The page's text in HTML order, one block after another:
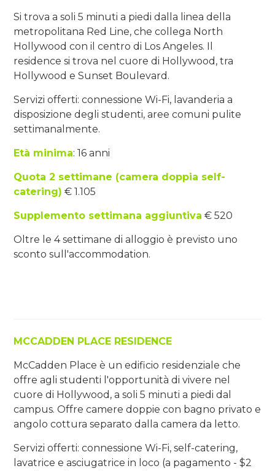
Si trova a soli 5 minuti a piedi dalla linea della
metropolitana Red Line, che collega North
Hollywood con il centro di Los Angeles. Il
residence si trova nel cuore di Hollywood, tra
Hollywood e Sunset Boulevard.
Servizi offerti: connessione Wi-Fi, lavanderia a
disposizione degli studenti, aree comuni pulite
settimanalmente.
Età minima: 16 anni
Quota 2 settimane (camera doppia self-
catering) € 1.105
Supplemento settimana aggiuntiva € 520
Oltre le 4 settimane di alloggio è previsto uno
sconto sull'accommodation.
MCCADDEN PLACE RESIDENCE
McCadden Place è un edificio residenziale che
offre agli studenti l'opportunità di vivere nel
cuore di Hollywood, a soli 5 minuti a piedi dal
campus. Offre camere doppie con bagno privato e
angolo cottura separato dalla camera da letto.
Servizi offerti: connessione Wi-Fi, self-catering,
lavatrice e asciugatrice in loco (a pagamento - $2